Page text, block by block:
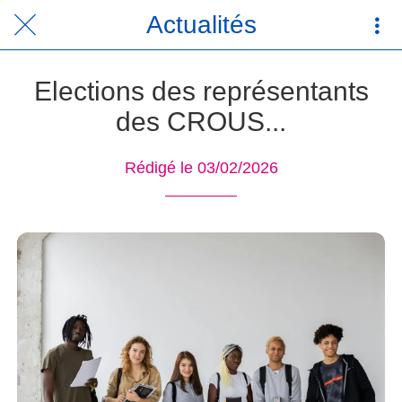
Actualités
Elections des représentants
des CROUS...
Rédigé le 03/02/2026